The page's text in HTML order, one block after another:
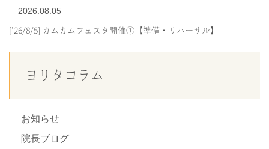
2026.08.05
[’26/8/5] カムカムフェスタ開催①【準備・リハーサル】
ヨリタコラム
お知らせ
院長ブログ